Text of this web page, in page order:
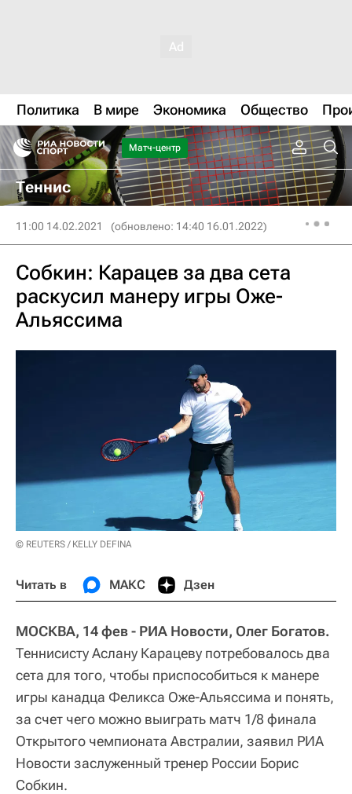
Политика В мире Экономика Общество
Матч-центр
Теннис
11:00 14.02.2021 (обновлено: 14:40 16.01.2022)
Собкин: Карацев за два сета
раскусил манеру игры Оже-
Альяссима
© REUTERS / KELLY DEFINA
Читать в МАКС Дзен
МОСКВА, 14 фев - РИА Новости, Олег Богатов.
Теннисисту Аслану Карацеву потребовалось два
сета для того, чтобы приспособиться к манере
игры канадца Феликса Оже-Альяссима и понять,
за счет чего можно выиграть матч 1/8 финала
Открытого чемпионата Австралии, заявил РИА
Новости заслуженный тренер России Борис
Собкин.